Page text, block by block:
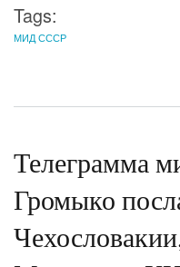
Tags:
МИД СССР
Телеграмма
Громыко